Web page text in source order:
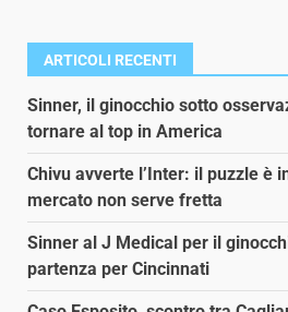
ARTICOLI RECENTI
Sinner, il ginocchio sotto
tornare al top in America
Chivu avverte l’Inter: il puzzle è
mercato non serve fretta
Sinner al J Medical per il
partenza per Cincinnati